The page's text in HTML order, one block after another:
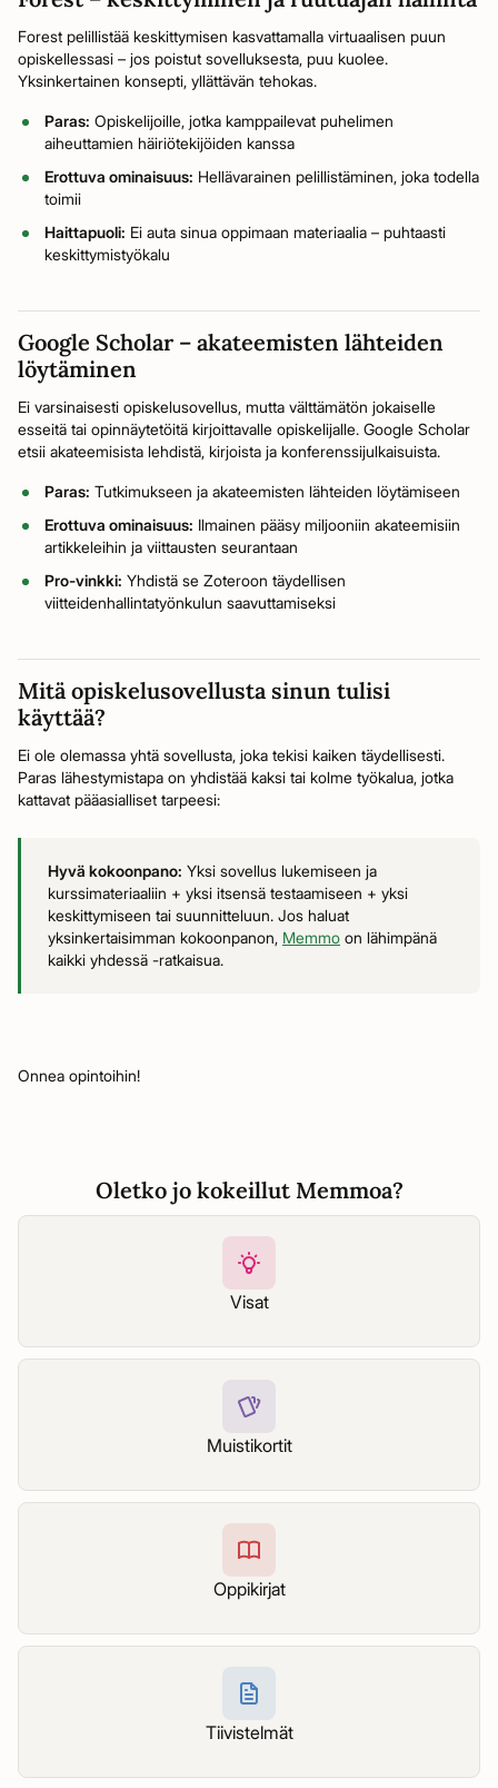
Forest pelillistää keskittymisen kasvattamalla virtuaalisen puun
opiskellessasi – jos poistut sovelluksesta, puu kuolee.
Yksinkertainen konsepti, yllättävän tehokas.
Paras: Opiskelijoille, jotka kamppailevat puhelimen
aiheuttamien häiriötekijöiden kanssa
Erottuva ominaisuus: Hellävarainen pelillistäminen, joka todella
toimii
Haittapuoli: Ei auta sinua oppimaan materiaalia – puhtaasti
keskittymistyökalu
Google Scholar – akateemisten lähteiden
löytäminen
Ei varsinaisesti opiskelusovellus, mutta välttämätön jokaiselle
esseitä tai opinnäytetöitä kirjoittavalle opiskelijalle. Google Scholar
etsii akateemisista lehdistä, kirjoista ja konferenssijulkaisuista.
Paras: Tutkimukseen ja akateemisten lähteiden löytämiseen
Erottuva ominaisuus: Ilmainen pääsy miljooniin akateemisiin
artikkeleihin ja viittausten seurantaan
Pro-vinkki: Yhdistä se Zoteroon täydellisen
viitteidenhallintatyönkulun saavuttamiseksi
Mitä opiskelusovellusta sinun tulisi
käyttää?
Ei ole olemassa yhtä sovellusta, joka tekisi kaiken täydellisesti.
Paras lähestymistapa on yhdistää kaksi tai kolme työkalua, jotka
kattavat pääasialliset tarpeesi:
Hyvä kokoonpano: Yksi sovellus lukemiseen ja
kurssimateriaaliin + yksi itsensä testaamiseen + yksi
keskittymiseen tai suunnitteluun. Jos haluat
yksinkertaisimman kokoonpanon, Memmo on lähimpänä
kaikki yhdessä -ratkaisua.
Onnea opintoihin!
Oletko jo kokeillut Memmoa?
Visat
Muistikortit
Oppikirjat
Tiivistelmät